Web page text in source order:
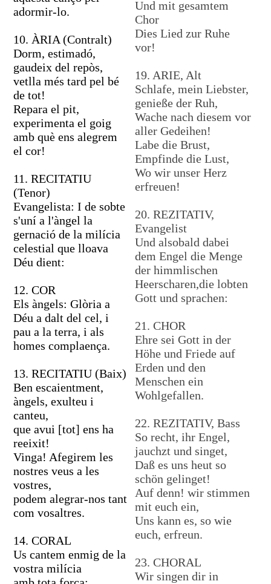
adormir-lo.
10. ÀRIA (Contralt)
Dorm, estimadó,
gaudeix del repòs,
vetlla més tard pel bé
de tot!
Repara el pit,
experimenta el goig
amb què ens alegrem
el cor!
11. RECITATIU
(Tenor)
Evangelista: I de sobte
s'uní a l'àngel la
gernació de la milícia
celestial que lloava
Déu dient:
12. COR
Els àngels: Glòria a
Déu a dalt del cel, i
pau a la terra, i als
homes complaença.
13. RECITATIU (Baix)
Ben escaientment,
àngels, exulteu i
canteu,
que avui [tot] ens ha
reeixit!
Vinga! Afegirem les
nostres veus a les
vostres,
podem alegrar-nos tant
com vosaltres.
14. CORAL
Us cantem enmig de la
vostra milícia
Und mit gesamtem
Chor
Dies Lied zur Ruhe
vor!
19. ARIE, Alt
Schlafe, mein Liebster,
genieße der Ruh,
Wache nach diesem vor
aller Gedeihen!
Labe die Brust,
Empfinde die Lust,
Wo wir unser Herz
erfreuen!
20. REZITATIV,
Evangelist
Und alsobald dabei
dem Engel die Menge
der himmlischen
Heerscharen,die lobten
Gott und sprachen:
21. CHOR
Ehre sei Gott in der
Höhe und Friede auf
Erden und den
Menschen ein
Wohlgefallen.
22. REZITATIV, Bass
So recht, ihr Engel,
jauchzt und singet,
Daß es uns heut so
schön gelinget!
Auf denn! wir stimmen
mit euch ein,
Uns kann es, so wie
euch, erfreun.
23. CHORAL
Wir singen dir in